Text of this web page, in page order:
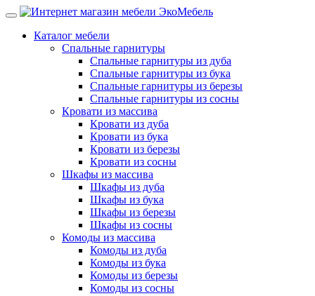
Каталог мебели
Спальные гарнитуры
Спальные гарнитуры из дуба
Спальные гарнитуры из бука
Спальные гарнитуры из березы
Спальные гарнитуры из сосны
Кровати из массива
Кровати из дуба
Кровати из бука
Кровати из березы
Кровати из сосны
Шкафы из массива
Шкафы из дуба
Шкафы из бука
Шкафы из березы
Шкафы из сосны
Комоды из массива
Комоды из дуба
Комоды из бука
Комоды из березы
Комоды из сосны